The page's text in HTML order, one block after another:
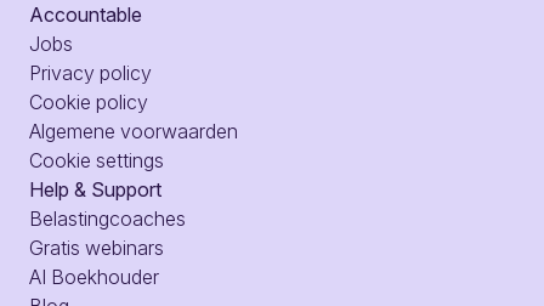
Accountable
Jobs
Privacy policy
Cookie policy
Algemene voorwaarden
Cookie settings
Help & Support
Belastingcoaches
Gratis webinars
AI Boekhouder